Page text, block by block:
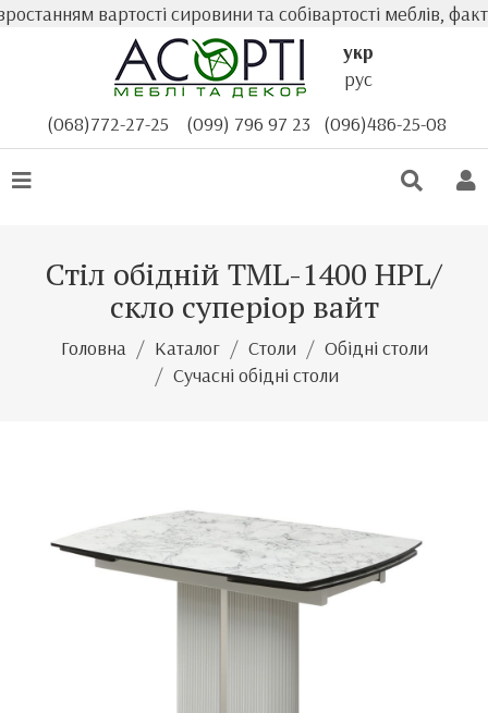
вартості сировини та собівартості меблів,
укр
рус
(068)772-27-25
(099) 796 97 23 (096)486-25-08
Стіл обідній TML-1400 HPL/
скло суперіор вайт
Головна Каталог Столи
Обідні столи
Сучасні обідні столи